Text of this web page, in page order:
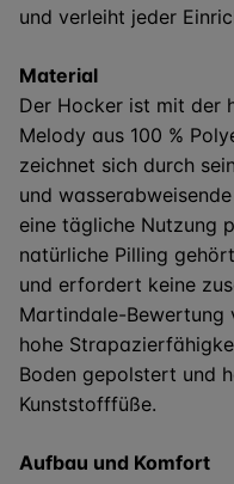
und verleiht jeder
Material
Der Hocker ist mit der
Melody aus 100 %
zeichnet sich durch
und
eine tägliche Nutzung
natürliche Pilling
und erfordert keine
Martindale-Bewertung
hohe
Boden gepolstert und
Kunststofffüße.
Aufbau und Komfort